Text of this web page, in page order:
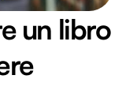
un libro